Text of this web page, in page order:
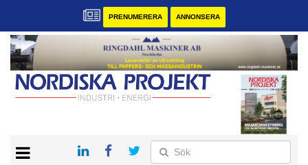
PRENUMERERA ANNONSERA